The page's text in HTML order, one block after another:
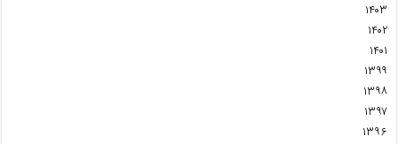
۱۴۰۳
۱۴۰۲
۱۴۰۱
۱۳۹۹
۱۳۹۸
۱۳۹۷
۱۳۹۶